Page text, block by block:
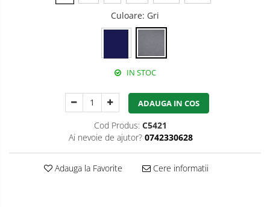
Opritoare de cadere
Sisteme de acces in canale
Pantofi de protectie
Culoare: Gri
IN STOC
ADAUGA IN COS
Cod Produs: C5421
Ai nevoie de ajutor? 0742330628
Adauga la Favorite Cere informatii